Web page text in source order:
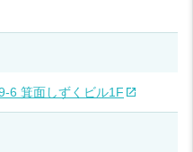
6 箕面しずくビル1F